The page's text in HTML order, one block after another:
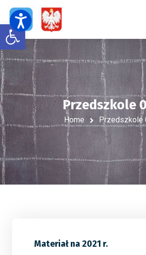
Open toolbar
Przedszkole
Home Przedszkole
Materiał na 2021 r.